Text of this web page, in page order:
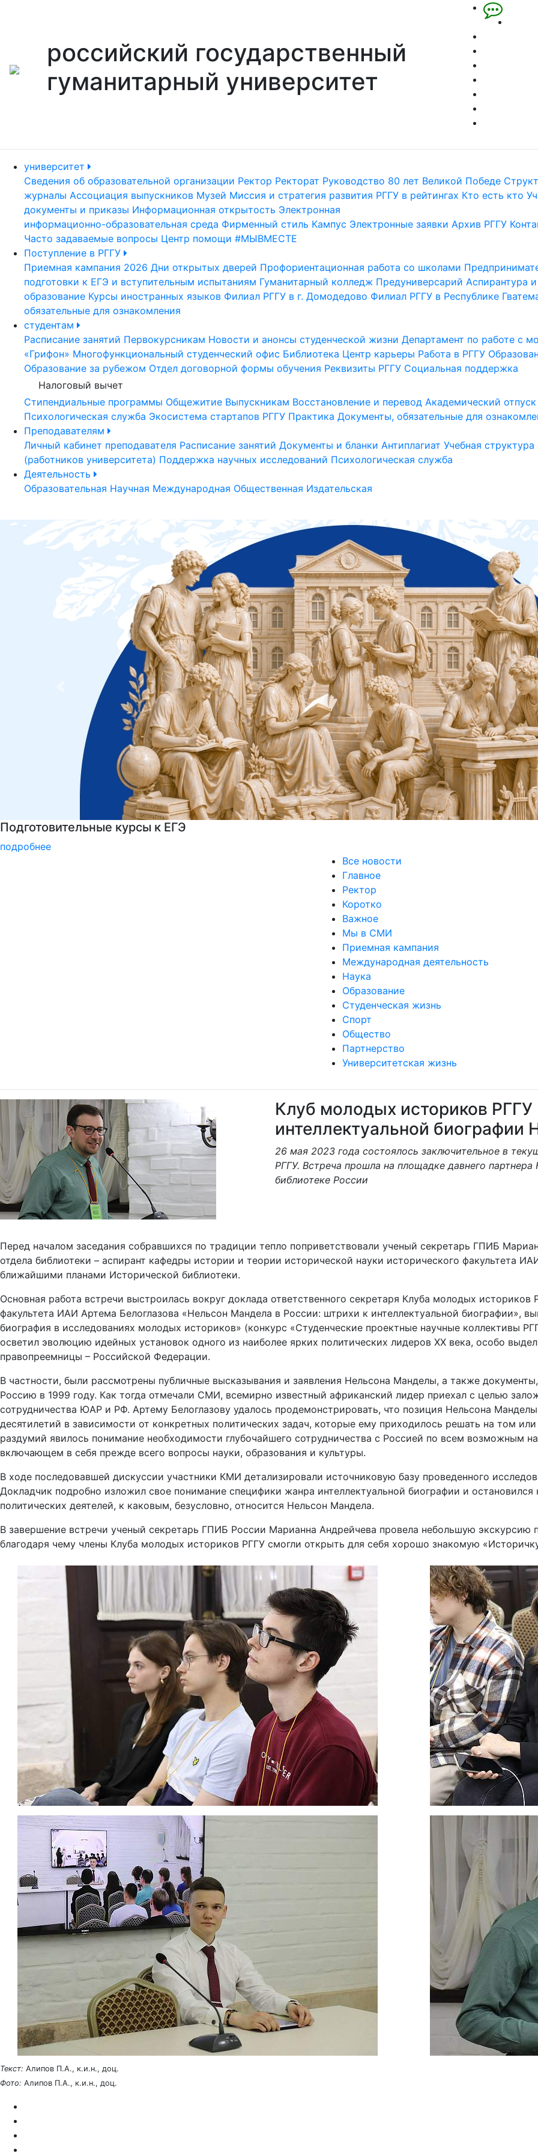
российский государственный
гуманитарный университет
университет
Сведения об образовательной организации Ректор Ректорат Руководство 80 лет Великой Победе
журналы Ассоциация выпускников Музей Миссия и стратегия развития РГГУ в рейтингах Кто есть кто
документы и приказы Информационная открытость Электронная
информационно-образовательная среда Фирменный стиль Кампус Электронные заявки Архив РГГУ
Часто задаваемые вопросы Центр помощи #МЫВМЕСТЕ
Поступление в РГГУ
Приемная кампания 2026 Дни открытых дверей Профориентационная работа со школами
подготовки к ЕГЭ и вступительным испытаниям Гуманитарный колледж Предуниверсарий Аспирантура
образование Курсы иностранных языков Филиал РГГУ в г. Домодедово Филиал РГГУ в Республике
обязательные для ознакомления
студентам
Расписание занятий Первокурсникам Новости и анонсы студенческой жизни Департамент по работе с
«Грифон» Многофункциональный студенческий офис Библиотека Центр карьеры Работа в РГГУ
Образование за рубежом Отдел договорной формы обучения Реквизиты РГГУ Социальная поддержка
Налоговый вычет
Стипендиальные программы Общежитие Выпускникам Восстановление и перевод Академический отпуск
Психологическая служба Экосистема стартапов РГГУ Практика Документы, обязательные для
Преподавателям
Личный кабинет преподавателя Расписание занятий Документы и бланки Антиплагиат Учебная структура
(работников университета) Поддержка научных исследований Психологическая служба
Деятельность
Образовательная Научная Международная Общественная Издательская
Центр карьеры
подробнее
Все новости
Главное
Ректор
Коротко
Важное
Мы в СМИ
Приемная кампания
Международная деятельность
Наука
Образование
Студенческая жизнь
Спорт
Общество
Партнерство
Университетская жизнь
Клуб молодых историков
интеллектуальной
26 мая 2023 года состоялось заключительное в
РГГУ. Встреча прошла на площадке давнего
библиотеке России
Перед началом заседания собравшихся по традиции тепло поприветствовали ученый секретарь ГПИБ
отдела библиотеки – аспирант кафедры истории и теории исторической науки исторического факультета
ближайшими планами Исторической библиотеки.
Основная работа встречи выстроилась вокруг доклада ответственного секретаря Клуба молодых историков
факультета ИАИ Артема Белоглазова «Нельсон Мандела в России: штрихи к интеллектуальной биографии»,
биография в исследованиях молодых историков» (конкурс «Студенческие проектные научные коллективы
осветил эволюцию идейных установок одного из наиболее ярких политических лидеров XX века, особо
правопреемницы – Российской Федерации.
В частности, были рассмотрены публичные высказывания и заявления Нельсона Манделы, а также
Россию в 1999 году. Как тогда отмечали СМИ, всемирно известный африканский лидер приехал с целью
сотрудничества ЮАР и РФ. Артему Белоглазову удалось продемонстрировать, что позиция Нельсона
десятилетий в зависимости от конкретных политических задач, которые ему приходилось решать на том
раздумий явилось понимание необходимости глубочайшего сотрудничества с Россией по всем возможным
включающем в себя прежде всего вопросы науки, образования и культуры.
В ходе последовавшей дискуссии участники КМИ детализировали источниковую базу проведенного
Докладчик подробно изложил свое понимание специфики жанра интеллектуальной биографии и остановился
политических деятелей, к каковым, безусловно, относится Нельсон Мандела.
В завершение встречи ученый секретарь ГПИБ России Марианна Андрейчева провела небольшую экскурсию
благодаря чему члены Клуба молодых историков РГГУ смогли открыть для себя хорошо знакомую
Текст: Алипов П.А., к.и.н., доц.
Фото: Алипов П.А., к.и.н., доц.